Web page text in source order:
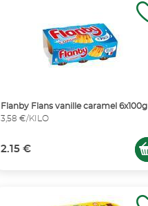
Flanby Flans vanille caramel 6x100g
3,58 €/KILO
2.15 €